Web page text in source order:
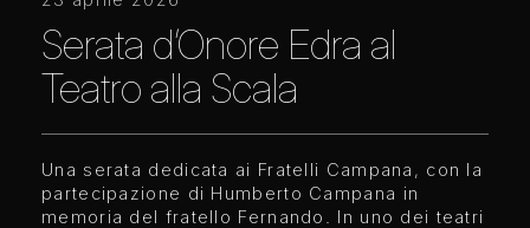
Serata d’Onore Edra al
Teatro alla Scala
Una serata dedicata ai Fratelli Campana, con la
partecipazione di Humberto Campana in
memoria del fratello Fernando. In uno dei teatri